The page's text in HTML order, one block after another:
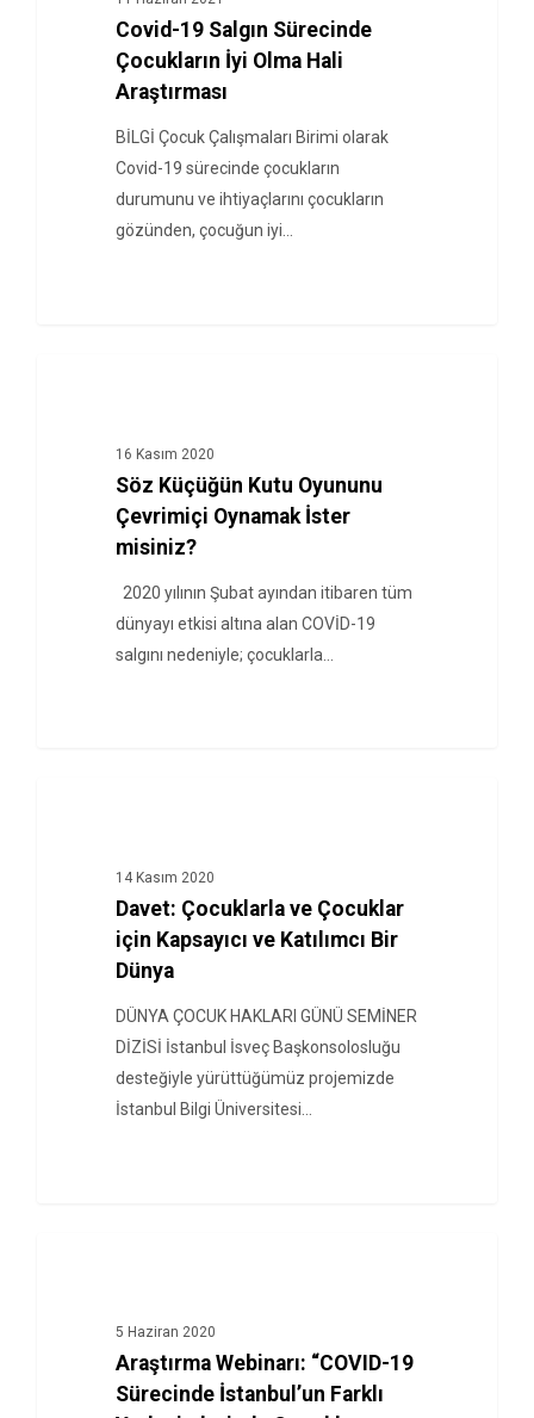
Covid-19 Salgın Sürecinde
Çocukların İyi Olma Hali
Araştırması
BİLGİ Çocuk Çalışmaları Birimi olarak
Covid-19 sürecinde çocukların
durumunu ve ihtiyaçlarını çocukların
gözünden, çocuğun iyi…
16 Kasım 2020
Söz Küçüğün Kutu Oyununu
Çevrimiçi Oynamak İster
misiniz?
2020 yılının Şubat ayından itibaren tüm
dünyayı etkisi altına alan COVİD-19
salgını nedeniyle; çocuklarla…
14 Kasım 2020
Davet: Çocuklarla ve Çocuklar
için Kapsayıcı ve Katılımcı Bir
Dünya
DÜNYA ÇOCUK HAKLARI GÜNÜ SEMİNER
DİZİSİ İstanbul İsveç Başkonsolosluğu
desteğiyle yürüttüğümüz projemizde
İstanbul Bilgi Üniversitesi…
5 Haziran 2020
Araştırma Webinarı: “COVID-19
Sürecinde İstanbul’un Farklı